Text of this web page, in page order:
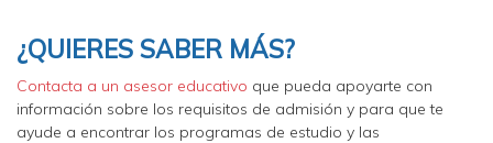
¿QUIERES SABER MÁS?
Contacta a un asesor educativo que pueda apoyarte con
información sobre los requisitos de admisión y para que te
ayude a encontrar los programas de estudio y las